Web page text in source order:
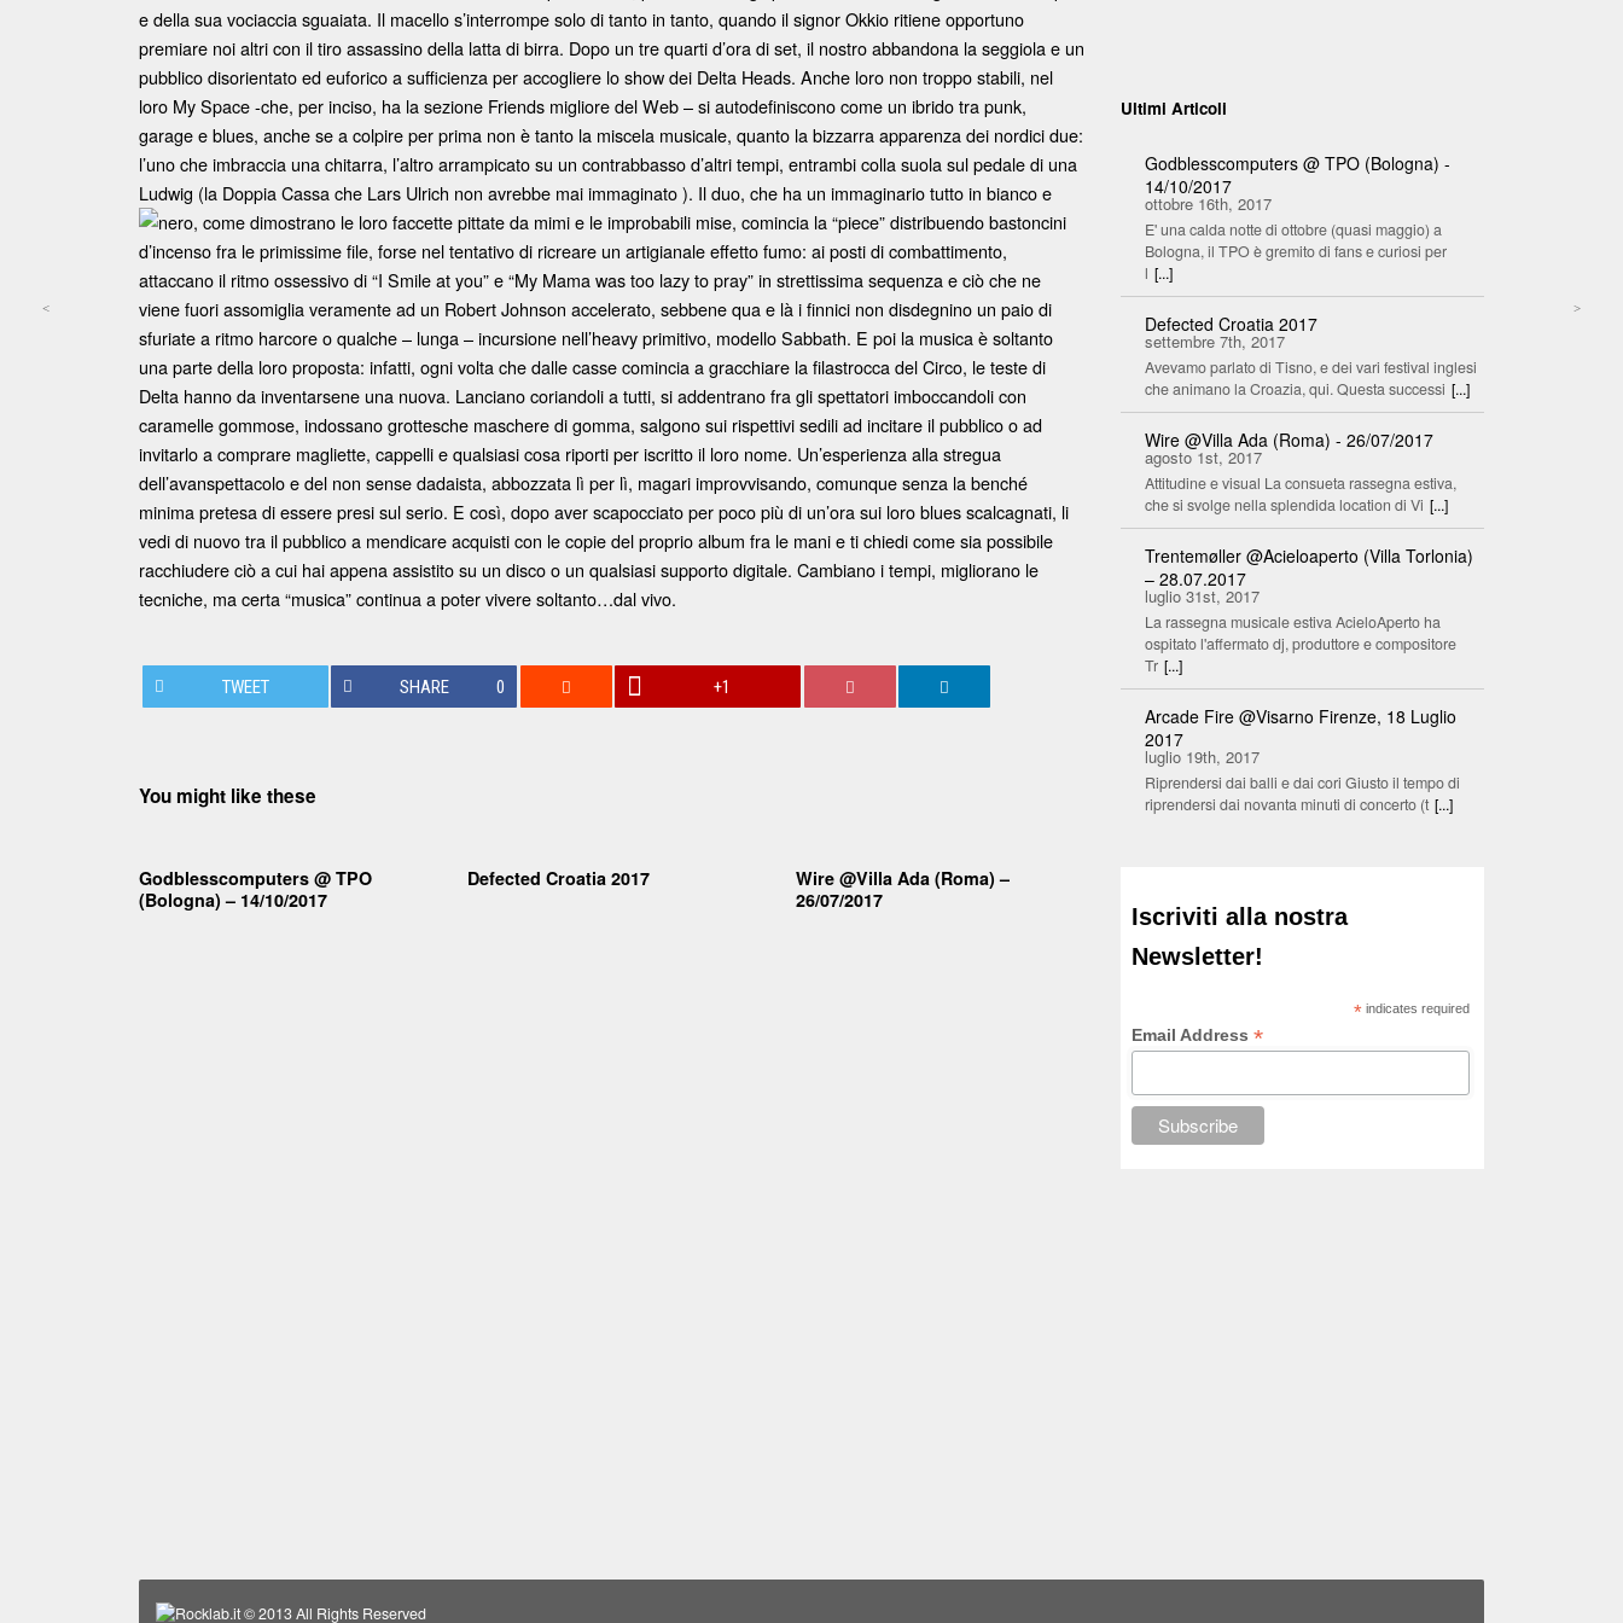
Post navigation
< >
e della sua vociaccia sguaiata. Il macello s’interrompe solo di tanto in tanto, quando il signor Okkio ritiene opportuno
premiare noi altri con il tiro assassino della latta di birra. Dopo un tre quarti d’ora di set, il nostro abbandona la seggiola e un
pubblico disorientato ed euforico a sufficienza per accogliere lo show dei Delta Heads. Anche loro non troppo stabili, nel
loro My Space -che, per inciso, ha la sezione Friends migliore del Web – si autodefiniscono come un ibrido tra punk,
garage e blues, anche se a colpire per prima non è tanto la miscela musicale, quanto la bizzarra apparenza dei nordici due:
l’uno che imbraccia una chitarra, l’altro arrampicato su un contrabbasso d’altri tempi, entrambi colla suola sul pedale di una
Ludwig (la Doppia Cassa che Lars Ulrich non avrebbe mai immaginato ). Il duo, che ha un immaginario tutto in bianco e
nero, come dimostrano le loro faccette pittate da mimi e le improbabili mise, comincia la “piece”distribuendo bastoncini
d’incenso fra le primissime file, forse nel tentativo di ricreare un artigianale effetto fumo: ai posti di combattimento,
attaccano il ritmo ossessivo di “I Smile at you” e “My Mama was too lazy to pray” in strettissima sequenza e ciò che ne
viene fuori assomiglia veramente ad un Robert Johnson accelerato, sebbene qua e là i finnici non disdegnino un paio di
sfuriate a ritmo harcore o qualche – lunga – incursione nell’heavy primitivo, modello Sabbath. E poi la musica è soltanto
una parte della loro proposta: infatti, ogni volta che dalle casse comincia a gracchiare la filastrocca del Circo, le teste di
Delta hanno da inventarsene una nuova. Lanciano coriandoli a tutti, si addentrano fra gli spettatori imboccandoli con
caramelle gommose, indossano grottesche maschere di gomma, salgono sui rispettivi sedili ad incitare il pubblico o ad
invitarlo a comprare magliette, cappelli e qualsiasi cosa riporti per iscritto il loro nome. Un’esperienza alla stregua
dell’avanspettacolo e del non sense dadaista, abbozzata lì per lì, magari improvvisando, comunque senza la benché
minima pretesa di essere presi sul serio. E così, dopo aver scapocciato per poco più di un’ora sui loro blues scalcagnati, li
vedi di nuovo tra il pubblico a mendicare acquisti con le copie del proprio album fra le mani e ti chiedi come sia possibile
racchiudere ciò a cui hai appena assistito su un disco o un qualsiasi supporto digitale. Cambiano i tempi, migliorano le
tecniche, ma certa “musica” continua a poter vivere soltanto…dal vivo.
TWEET SHARE 0 +1
You might like these
Godblesscomputers @ TPO
(Bologna) – 14/10/2017
Defected Croatia 2017
Wire @Villa Ada (Roma) –
26/07/2017
Ultimi Articoli
Godblesscomputers @ TPO (Bologna) -
14/10/2017
ottobre 16th, 2017
E' una calda notte di ottobre (quasi maggio) a
Bologna, il TPO è gremito di fans e curiosi per
l [...]
Defected Croatia 2017
settembre 7th, 2017
Avevamo parlato di Tisno, e dei vari festival inglesi
che animano la Croazia, qui. Questa successi [...]
Wire @Villa Ada (Roma) - 26/07/2017
agosto 1st, 2017
Attitudine e visual La consueta rassegna estiva,
che si svolge nella splendida location di Vi [...]
Trentemøller @Acieloaperto (Villa Torlonia)
– 28.07.2017
luglio 31st, 2017
La rassegna musicale estiva AcieloAperto ha
ospitato l'affermato dj, produttore e compositore
Tr [...]
Arcade Fire @Visarno Firenze, 18 Luglio
2017
luglio 19th, 2017
Riprendersi dai balli e dai cori Giusto il tempo di
riprendersi dai novanta minuti di concerto (t [...]
Iscriviti alla nostra
Newsletter!
* indicates required
Email Address*
Rocklab.it© 2013 All Rights Reserved